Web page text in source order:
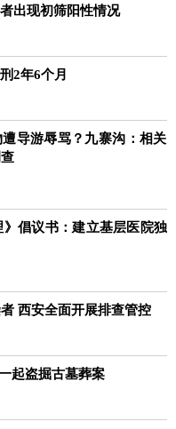
出现初筛阳性情况
2年6个月
导游辱骂？九寨沟：相关
》倡议书：建立基层医院独
西安全面开展排查管控
起盗掘古墓葬案